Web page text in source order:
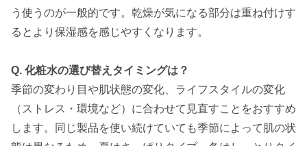
う使うのが一般的です。乾燥が気になる部分は重ね付けす
るとより保湿感を感じやすくなります。
Q. 化粧水の選び替えタイミングは？
季節の変わり目や肌状態の変化、ライフスタイルの変化
（ストレス・環境など）に合わせて見直すことをおすすめ
します。同じ製品を使い続けていても季節によって肌の状